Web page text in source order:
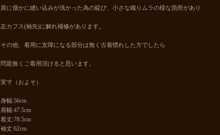
肩に僅かに縫い込みが浅かった為の綻び、小さな織りムラの様な箇所があり
左カフス(袖先)に解れ補修があります。
その他、着用に支障になる部分は無く古着慣れした方でしたら
問題無くご着用頂けると思います。
実寸（およそ）
身幅:56cm
肩幅:47.5cm
着丈:78.5cm
袖丈:62cm